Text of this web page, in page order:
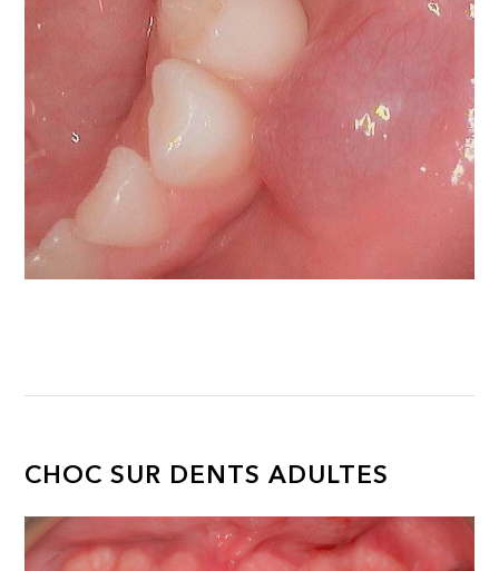
CHOC SUR DENTS ADULTES